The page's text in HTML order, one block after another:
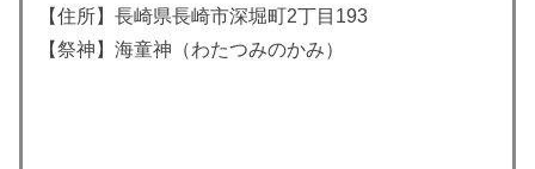
【住所】長崎県長崎市深堀町2丁目193
【祭神】海童神（わたつみのかみ）